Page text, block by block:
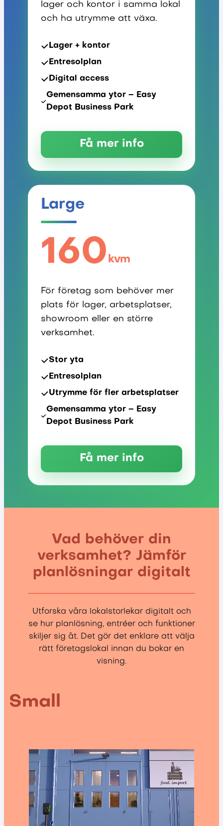
lager och kontor i samma lokal
och ha utrymme att växa.
Lager + kontor
Entresolplan
Digital access
Gemensamma ytor – Easy
Depot Business Park
Få mer info
Large
160 kvm
För företag som behöver mer
plats för lager, arbetsplatser,
showroom eller en större
verksamhet.
Stor yta
Entresolplan
Utrymme för fler arbetsplatser
Gemensamma ytor – Easy
Depot Business Park
Få mer info
Vad behöver din
verksamhet? Jämför
planlösningar digitalt
Utforska våra lokalstorlekar digitalt och
se hur planlösning, entréer och funktioner
skiljer sig åt. Det gör det enklare att välja
rätt företagslokal innan du bokar en
visning.
Small